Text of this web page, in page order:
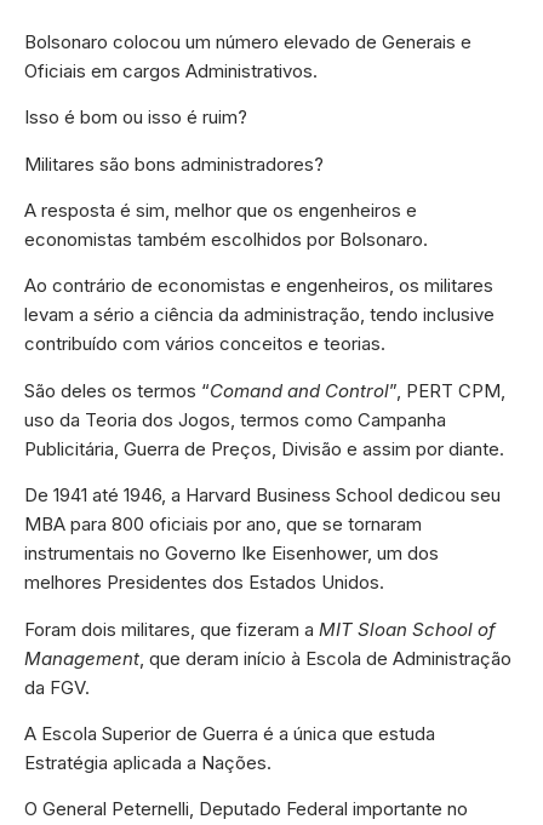
Bolsonaro colocou um número elevado de Generais e
Oficiais em cargos Administrativos.
Isso é bom ou isso é ruim?
Militares são bons administradores?
A resposta é sim, melhor que os engenheiros e
economistas também escolhidos por Bolsonaro.
Ao contrário de economistas e engenheiros, os militares
levam a sério a ciência da administração, tendo inclusive
contribuído com vários conceitos e teorias.
São deles os termos “Comand and Control”, PERT CPM,
uso da Teoria dos Jogos, termos como Campanha
Publicitária, Guerra de Preços, Divisão e assim por diante.
De 1941 até 1946, a Harvard Business School dedicou seu
MBA para 800 oficiais por ano, que se tornaram
instrumentais no Governo Ike Eisenhower, um dos
melhores Presidentes dos Estados Unidos.
Foram dois militares, que fizeram a MIT Sloan School of
Management , que deram início à Escola de Administração
da FGV.
A Escola Superior de Guerra é a única que estuda
Estratégia aplicada a Nações.
O General Peternelli, Deputado Federal importante no